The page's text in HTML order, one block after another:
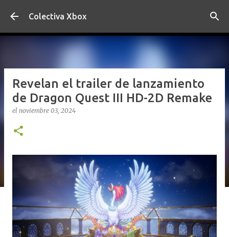
Ir al contenido principal
Colectiva Xbox
Revelan el trailer de lanzamiento
de Dragon Quest III HD-2D Remake
el noviembre 03, 2024